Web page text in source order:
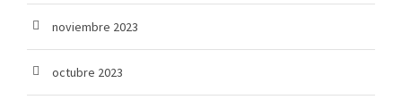
noviembre 2023
octubre 2023